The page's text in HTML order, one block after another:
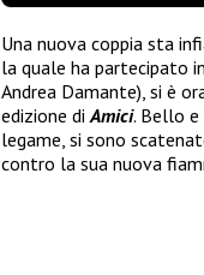
Una nuova coppia sta
la quale ha partecipato
Andrea Damante), si è
edizione diAmici. Bello e
legame, si sono
contro la sua nuova